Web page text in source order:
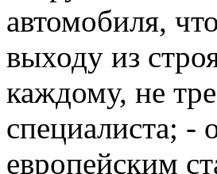
автомобиля,
выходу из
каждому, не
специалиста; -
европейским